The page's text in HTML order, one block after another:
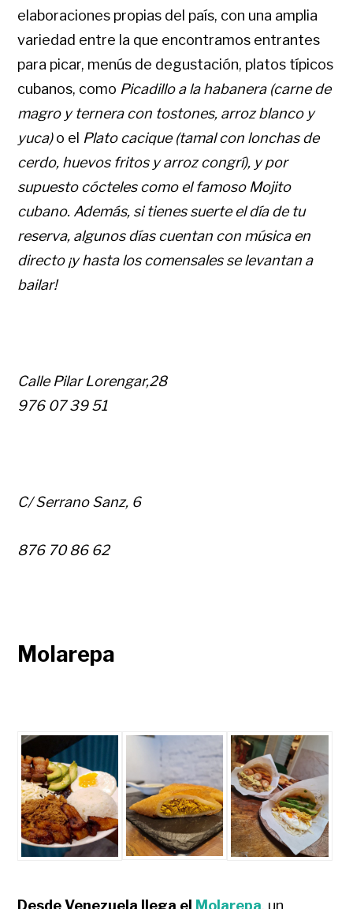
elaboraciones propias del país, con una amplia
variedad entre la que encontramos entrantes
para picar, menús de degustación, platos típicos
cubanos, como Picadillo a la habanera (carne de
magro y ternera con tostones, arroz blanco y
yuca)o el Plato cacique (tamal con lonchas de
cerdo, huevos fritos y arroz congrí), y por
supuesto cócteles como el famoso Mojito
cubano. Además, si tienes suerte el día de tu
reserva, algunos días cuentan con música en
directo ¡y hasta los comensales se levantan a
bailar!
Calle Pilar Lorengar,28
976 07 39 51
C/ Serrano Sanz, 6
876 70 86 62
Molarepa
Desde Venezuela llega el Molarepa , un